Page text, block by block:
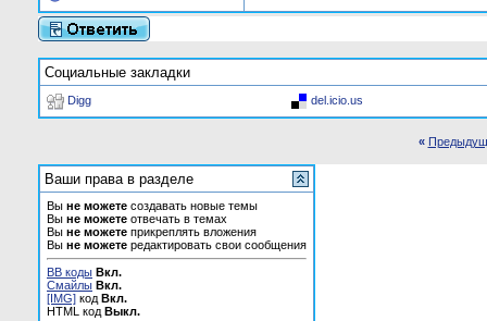
Социальные закладки
Digg del.icio.us
«
Ваши права в разделе
Вы не можете создавать новые темы
Вы не можете отвечать в темах
Вы не можете прикреплять вложения
Вы не можете редактировать свои сообщения
BB коды Вкл.
Смайлы Вкл.
[IMG] код Вкл.
HTML код Выкл.